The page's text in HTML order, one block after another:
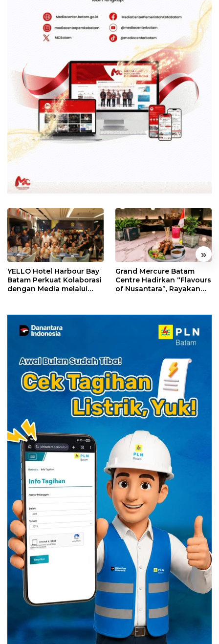
« »
YELLO Hotel Harbour Bay
Batam Perkuat Kolaborasi
dengan Media melalui
Grand Mercure Batam
Centre Hadirkan “Flavours
of Nusantara”, Rayakan